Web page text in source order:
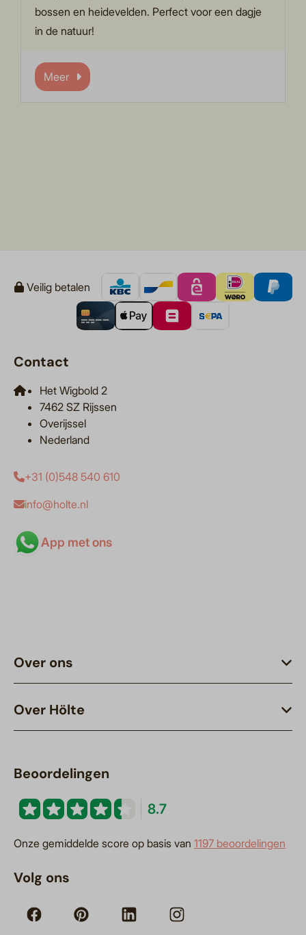
bossen en heidevelden. Perfect voor een dagje
in de natuur!
Meer
Veilig betalen
Contact
Het Wigbold 2
7462 SZ Rijssen
Overijssel
Nederland
+31 (0)548 540 610
info@holte.nl
App met ons
Over ons
Over Hölte
Beoordelingen
8.7
Onze gemiddelde score op basis van 1197 beoordelingen
Volg ons